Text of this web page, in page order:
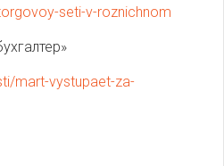
seti-v-roznichnom
mart-vystupaet-za-